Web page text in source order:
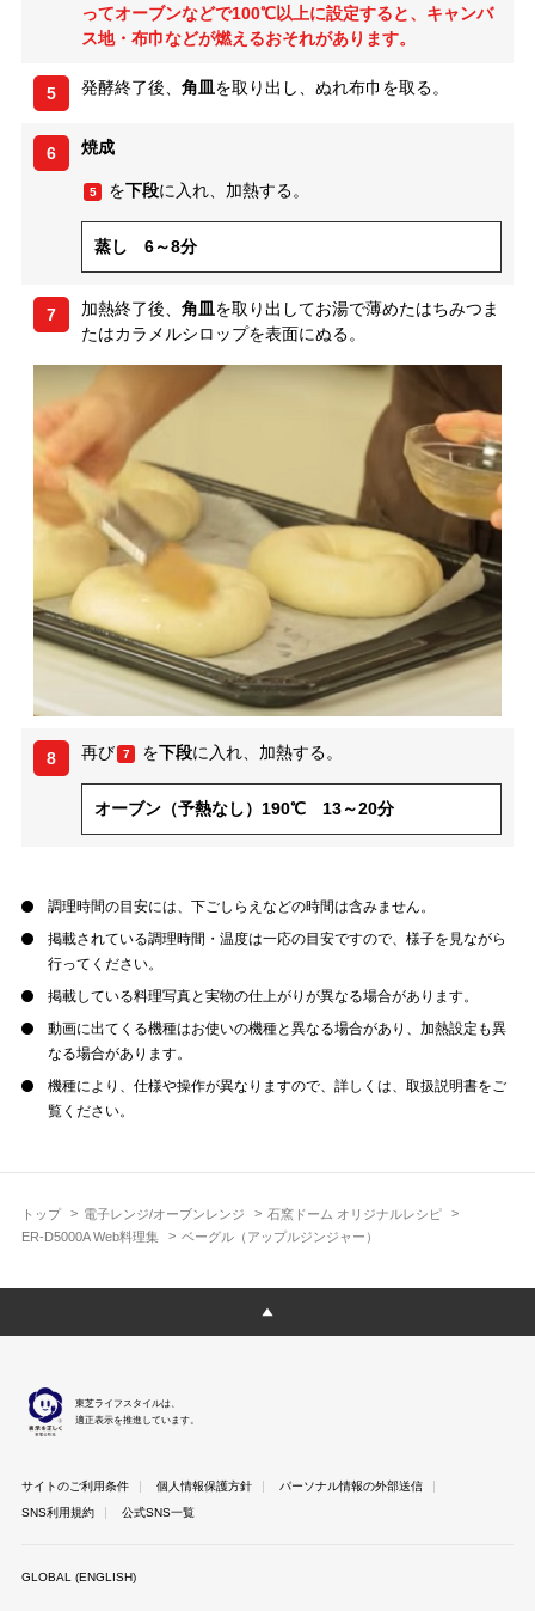
トップ 電子レンジ/オーブンレンジ
石窯ドーム オリジナルレシピ
ER-D5000A Web料理集
ベーグル（アップルジンジャー）
ってオーブンなどで100℃以上に設定すると、キャンバ
ス地・布巾などが燃えるおそれがあります。
5 発酵終了後、 角皿を取り出し、ぬれ布巾を取る。
6 焼成
5 を下段に入れ、加熱する。
蒸し 6～8分
7 加熱終了後、 角皿を取り出してお湯で薄めたはちみつま
たはカラメルシロップを表面にぬる。
8 再び 7 を下段に入れ、加熱する。
オーブン（予熱なし）190℃ 13～20分
調理時間の目安には、下ごしらえなどの時間は含みません。
掲載されている調理時間・温度は一応の目安ですので、様子を見ながら
行ってください。
掲載している料理写真と実物の仕上がりが異なる場合があります。
動画に出てくる機種はお使いの機種と異なる場合があり、加熱設定も異
なる場合があります。
機種により、仕様や操作が異なりますので、詳しくは、取扱説明書をご
覧ください。
東芝ライフスタイルは、
適正表示を推進しています。
サイトのご利用条件 個人情報保護方針
パーソナル情報の外部送信
SNS利用規約
公式SNS一覧
GLOBAL (ENGLISH)